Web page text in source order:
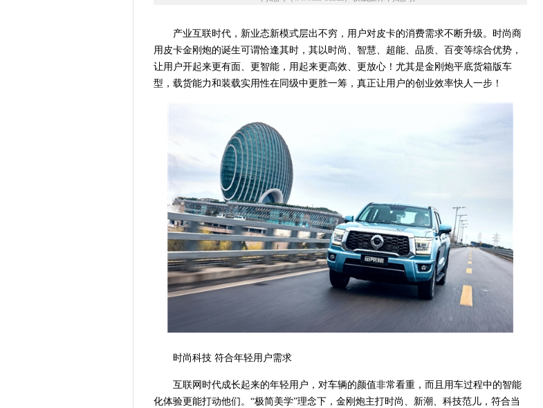
产业互联时代，新业态新模式层出不穷，用户对皮卡的消费需求不断升级。时尚商
用皮卡金刚炮的诞生可谓恰逢其时，其以时尚、智慧、超能、品质、百变等综合优势，
让用户开起来更有面、更智能，用起来更高效、更放心！尤其是金刚炮平底货箱版车
型，载货能力和装载实用性在同级中更胜一筹，真正让用户的创业效率快人一步！
时尚科技 符合年轻用户需求
互联网时代成长起来的年轻用户，对车辆的颜值非常看重，而且用车过程中的智能
化体验更能打动他们。“极简美学”理念下，金刚炮主打时尚、新潮、科技范儿，符合当